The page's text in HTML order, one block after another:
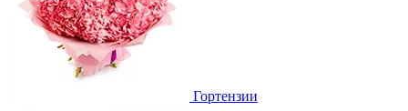
Гортензии